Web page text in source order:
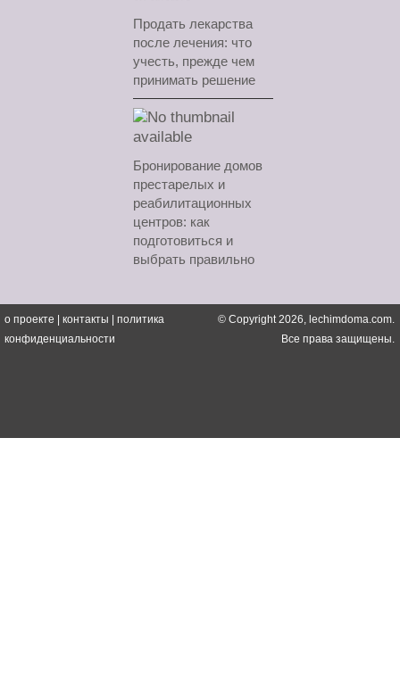
Продать лекарства
после лечения: что
учесть, прежде чем
принимать решение
Бронирование домов
престарелых и
реабилитационных
центров: как
подготовиться и
выбрать правильно
о проекте контакты
политика
конфиденциальности
© Copyright 2026, lechimdoma.com.
Все права защищены.